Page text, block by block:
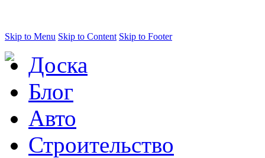
Skip to Menu Skip to Content Skip to Footer
Доска
Блог
Авто
Строительство